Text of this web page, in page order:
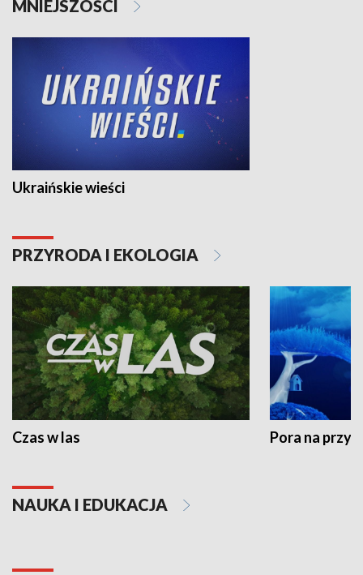
MNIEJSZOŚCI
Ukraińskie wieści
PRZYRODA I EKOLOGIA
Czas w las Pora na
NAUKA I EDUKACJA